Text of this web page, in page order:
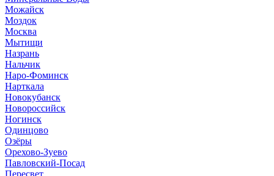
Можайск
Моздок
Москва
Мытищи
Назрань
Нальчик
Наро-Фоминск
Нарткала
Новокубанск
Новороссийск
Ногинск
Одинцово
Озёры
Орехово-Зуево
Павловский-Посад
Пересвет